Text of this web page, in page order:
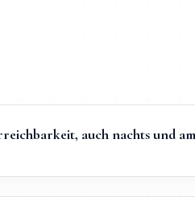
auch nachts und